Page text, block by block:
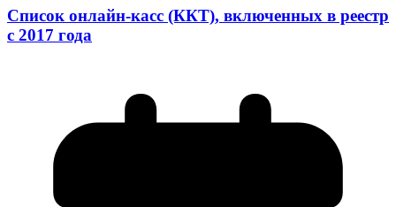
Список онлайн-касс (ККТ), включенных в реестр
с 2017 года